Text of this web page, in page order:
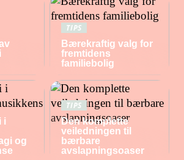
TIPS
Bærekraftig valg for
fremtidens
familiebolig
i
og
TIPS
Den komplette
veiledningen til
bærbare
avslapningsoaser